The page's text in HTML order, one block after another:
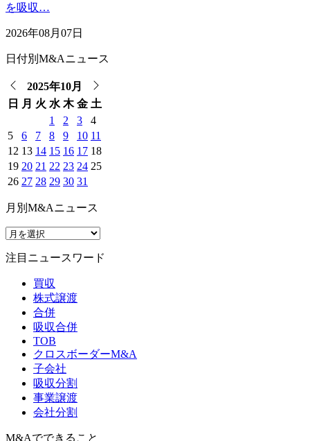
を吸収…
2026年08月07日
日付別M&Aニュース
2025年10月
日
月 火 水 木 金 土
1
2 3
4
5
6 7 8 9 10 11
12 13 14 15 16 17 18
19 20 21 22 23 24 25
26 27 28 29 30 31
月別M&Aニュース
注目ニュースワード
買収
株式譲渡
合併
吸収合併
TOB
クロスボーダーM&A
子会社
吸収分割
事業譲渡
会社分割
M&Aでできること